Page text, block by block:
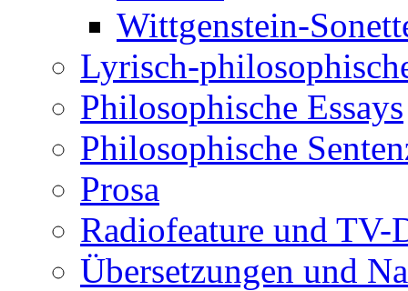
Wittgenstein-
Lyrisch-
Philosophische Essays
Philosophische
Prosa
Radiofeature und TV-
Übersetzungen und